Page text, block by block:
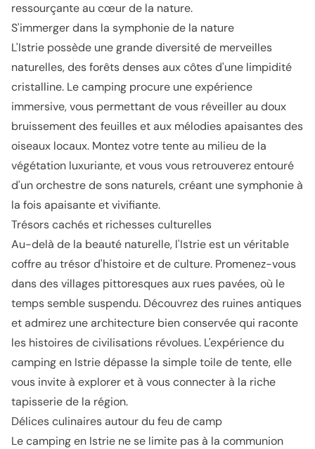
ressourçante au cœur de la nature.
S'immerger dans la symphonie de la nature
L'Istrie possède une grande diversité de merveilles
naturelles, des forêts denses aux côtes d'une limpidité
cristalline. Le camping procure uneexpérience
immersive, vous permettant de vous réveiller au doux
bruissement des feuilles et aux mélodies apaisantes des
oiseaux locaux. Montez votre tente au milieu de la
végétation luxuriante, et vous vous retrouverez entouré
d'un orchestre de sons naturels, créant une symphonie à
la fois apaisante et vivifiante.
Trésors cachés et richesses culturelles
Au-delà de la beauté naturelle, l'Istrie est un véritable
coffre au trésor d'histoire et de culture. Promenez-vous
dans des villages pittoresques aux rues pavées, où le
temps semble suspendu. Découvrez des ruines antiques
et admirez une architecture bien conservée qui raconte
les histoires de civilisations révolues. L'expérience du
camping en Istrie dépasse la simple toile de tente, elle
vous invite à explorer et à vous connecter à la riche
tapisserie de la région.
Délices culinaires autour du feu de camp
Le camping en Istrie ne se limite pas à la communion